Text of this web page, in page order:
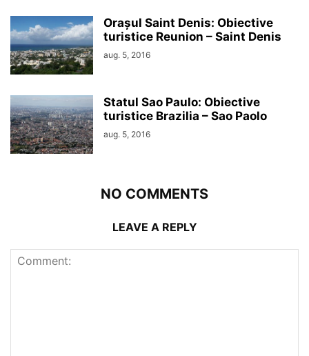
Orașul Saint Denis: Obiective
turistice Reunion – Saint Denis
aug. 5, 2016
Statul Sao Paulo: Obiective
turistice Brazilia – Sao Paolo
aug. 5, 2016
NO COMMENTS
LEAVE A REPLY